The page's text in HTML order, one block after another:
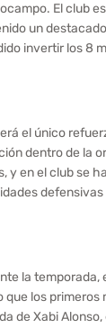
El club
un
invertir los 8
el único
dentro de la
y en el club se
la temporada,
que los
de Xabi